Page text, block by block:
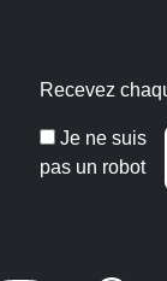
Recevez
Je ne suis
pas un robot